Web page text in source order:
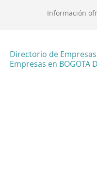
Información
Directorio de Empresas
Empresas en BOGOTA